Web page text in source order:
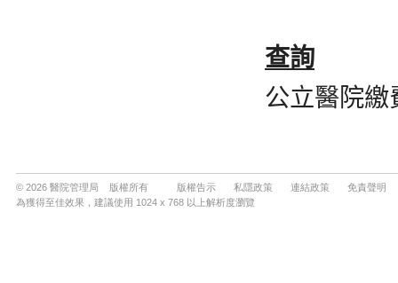
© 2026 醫院管理局 版權所有 版權告示 私隱政策 連結政策
免責聲明
為獲得至佳效果，建議使用 1024 x 768 以上解析度瀏覽